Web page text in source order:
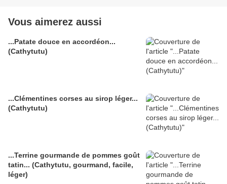
Vous aimerez aussi
...Patate douce en accordéon...
(Cathytutu)
...Clémentines corses au sirop léger...
(Cathytutu)
...Terrine gourmande de pommes goût
tatin... (Cathytutu, gourmand, facile,
léger)